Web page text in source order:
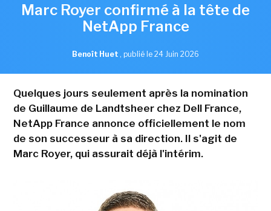
Marc Royer confirmé à la tête de
NetApp France
Benoît Huet , publié le 24 Juin 2026
Quelques jours seulement après la nomination
de Guillaume de Landtsheer chez Dell France,
NetApp France annonce officiellement le nom
de son successeur à sa direction. Il s'agit de
Marc Royer, qui assurait déjà l'intérim.